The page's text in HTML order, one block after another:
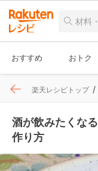
おすすめ おトク
楽天レシピトップ
酒が飲みたくな
作り方